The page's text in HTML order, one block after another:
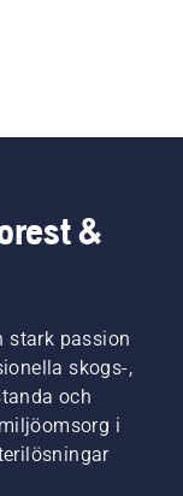
&
stark passion
skogs-,
och
i